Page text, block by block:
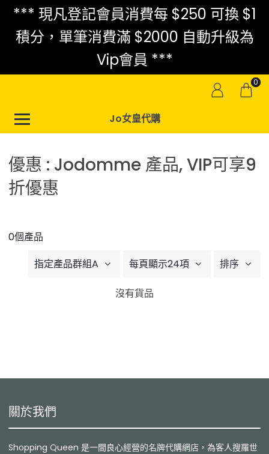
*** 現凡登記會員消費每 $250 可換 $1
積分，單筆消費滿 $2000 自動升級為
Vip會員 ***
0
Jo女皇代購
優惠 : Jodomme 產品, VIP可享9
折優惠
0個產品
排序
每頁顯示24項
指定產品群組A
沒有貨品
關於我們
Shopping Queen 是一間良心經營的名牌代購網店，為客人搜羅世